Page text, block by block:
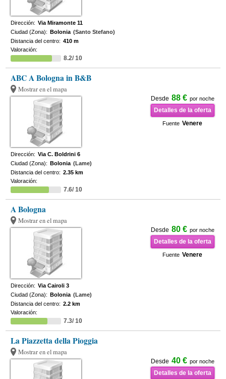
Dirección: Via Miramonte 11
Ciudad (Zona): Bolonia (Santo Stefano)
Distancia del centro: 410 m
Valoración:
8.2/ 10
ABC A Bologna in B&B
Mostrar en el mapa
Desde 88 € por noche
Detalles de la oferta
Fuente Venere
Dirección: Via C. Boldrini 6
Ciudad (Zona): Bolonia (Lame)
Distancia del centro: 2.35 km
Valoración:
7.6/ 10
A Bologna
Mostrar en el mapa
Desde 80 € por noche
Detalles de la oferta
Fuente Venere
Dirección: Via Cairoli 3
Ciudad (Zona): Bolonia (Lame)
Distancia del centro: 2.2 km
Valoración:
7.3/ 10
La Piazzetta della Pioggia
Mostrar en el mapa
Desde 40 € por noche
Detalles de la oferta